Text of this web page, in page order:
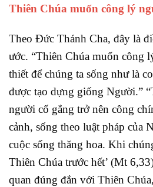
Thiên Chúa muốn công lý
Theo Đức Thánh Cha, đây là
ước. “Thiên Chúa muốn công
thiết để chúng ta sống như là
được tạo dựng giống Người.”
người cố gắng trở nên công
cảnh, sống theo luật pháp của
cuộc sống thăng hoa. Khi
Thiên Chúa trước hết’ (Mt
quan đúng đắn với Thiên